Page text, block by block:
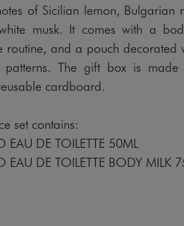
of Sicilian lemon, Bulgarian
musk. It comes with a
routine, and a pouch decorated
patterns. The gift box is
cardboard.
set contains:
EAU DE TOILETTE 50ML
EAU DE TOILETTE BODY MILK